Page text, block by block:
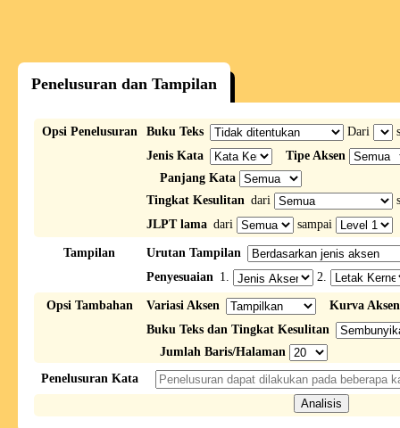
Penelusuran dan Tampilan
Opsi Penelusuran Buku Teks Dari
Jenis Kata
Tipe Aksen
Panjang Kata
Tingkat Kesulitan dari
JLPT lama dari sampai
Tampilan
Urutan Tampilan
Penyesuaian 1. 2.
Opsi Tambahan Variasi Aksen
Kurva Aksen
Buku Teks dan Tingkat Kesulitan
Jumlah Baris/Halaman
Penelusuran Kata